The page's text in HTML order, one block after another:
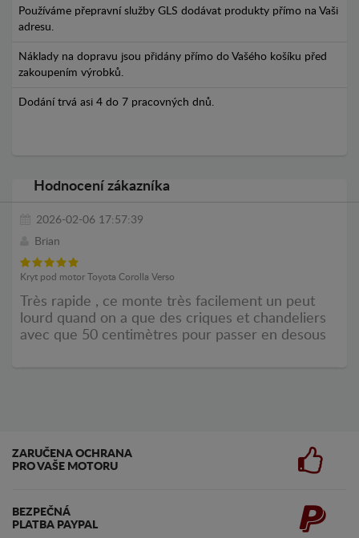
Používáme přepravní služby GLS dodávat produkty přímo na Vaši
adresu.
Náklady na dopravu jsou přidány přímo do Vašého košíku před
zakoupením výrobků.
Dodání trvá asi 4 do 7 pracovných dnů.
Hodnocení zákazníka
2026-02-06 17:57:39
Brian
Kryt pod motor Toyota Corolla Verso
Très rapide , ce monte très facilement un peut
lourd quand on a que des criques et chandeliers
avec que 50 centimètres pour passer en desous
ZARUČENA OCHRANA
PRO VAŠE MOTORU
BEZPEČNÁ
PLATBA PAYPAL